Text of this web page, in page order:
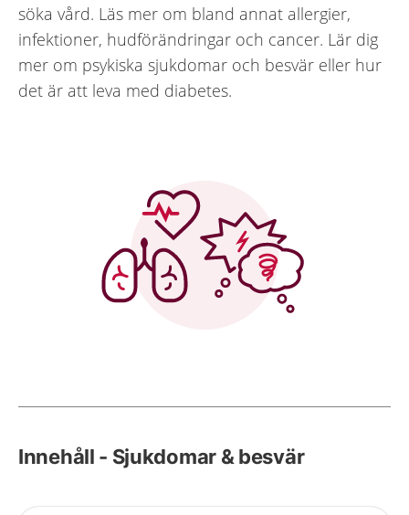
söka vård. Läs mer om bland annat allergier,
infektioner, hudförändringar och cancer. Lär dig
mer om psykiska sjukdomar och besvär eller hur
det är att leva med diabetes.
Innehåll - Sjukdomar & besvär